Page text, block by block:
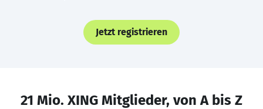
Jetzt registrieren
21 Mio. XING Mitglieder, von A bis Z